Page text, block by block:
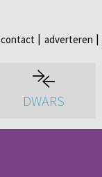
contact adverteren
DWARS